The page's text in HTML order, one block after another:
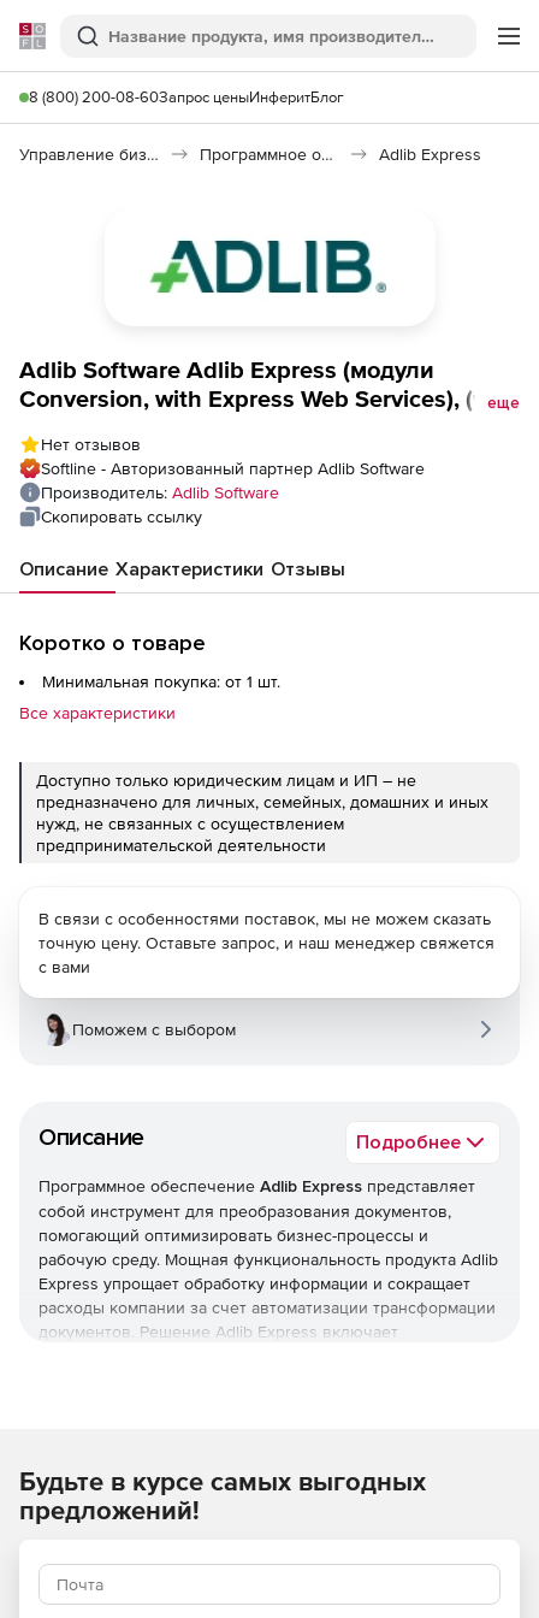
Softline
Поиск
8 (800) 200-08-60Запрос ценыИнферитБлог
Управление бизнесом, CRM/ERP Программное обеспечение для работы с документами Adlib Express
Adlib Software Adlib Express (модули
Conversion, with Express Web Services), (with
Modules Extended Outputs
еще
Нет отзывов
Softline - Авторизованный партнер Adlib Software
Производитель: Adlib Software
Скопировать ссылку
Описание Характеристики Отзывы
Коротко о товаре
Минимальная покупка: от 1 шт.
Все характеристики
Доступно только юридическим лицам и ИП – не
предназначено для личных, семейных, домашних и иных
нужд, не связанных с осуществлением
предпринимательской деятельности
Описание Подробнее
Программное обеспечение Adlib Express представляет
собой инструмент для преобразования документов,
помогающий оптимизировать бизнес-процессы и
рабочую среду. Мощная функциональность продукта Adlib
Express упрощает обработку информации и сокращает
расходы компании за счет автоматизации трансформации
документов. Решение Adlib Express включает
обеспечивает совместимость для внутренних и внешних
правил, а также сокращение издержек и увеличение
производительности обработки. Данный продукт
процессы, связанные с преобразованиями файлов. В
Adlib Express обеспечивается более тщательный
В связи с особенностями поставок, мы не можем сказать
точную цену. Оставьте запрос, и наш менеджер свяжется
с вами
Поможем с выбором
Будьте в курсе самых выгодных
предложений!